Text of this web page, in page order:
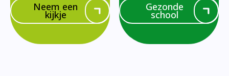
Neem een
kijkje
Gezonde
school